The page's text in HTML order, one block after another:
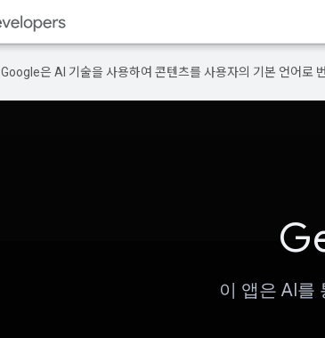
Google은 AI 기술을 사용하여 콘텐츠를 사용자의 기본 언어로
이 앱은 AI를